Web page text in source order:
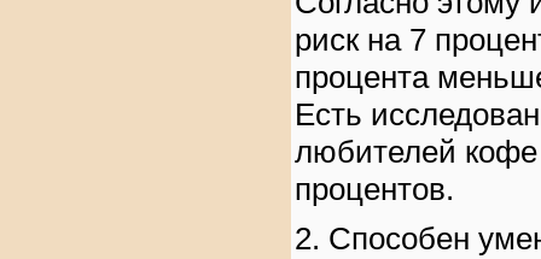
риск на 7
процента
Есть
любителей
процентов.
2. Способен